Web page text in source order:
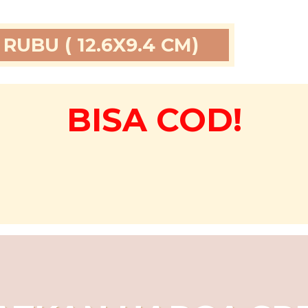
( 12.6X9.4 CM)
BISA COD!